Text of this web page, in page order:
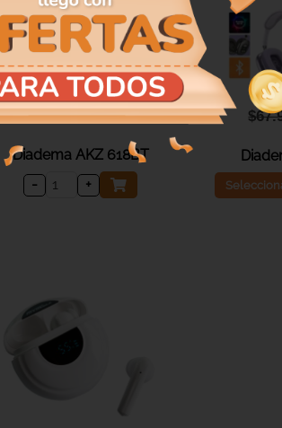
$60.900 $56.900
Diadema AKZ 618BT
-
+
$